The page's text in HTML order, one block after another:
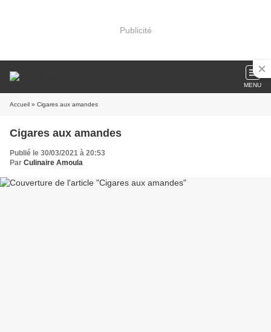
Publicité
MENU
Accueil » Cigares aux amandes
Cigares aux amandes
Publié le 30/03/2021 à 20:53
Par Culinaire Amoula